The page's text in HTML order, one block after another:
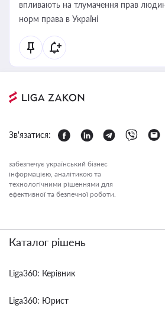
впливають на тлумачення прав
норм права в Україні
Зв'язатися:
забезпечує український бізнес
інформацією, аналітикою та
технологічними рішеннями для
ефективної та безпечної роботи.
Каталог рішень
Liga360: Керівник
Liga360: Юрист